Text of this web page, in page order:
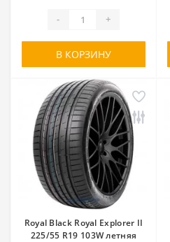
- +
В КОРЗИНУ
Royal Black Royal Explorer II
225/55 R19 103W летняя